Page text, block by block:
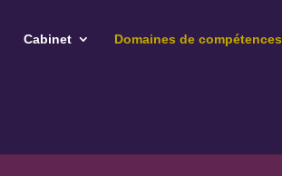
Cabinet Domaines de compétences